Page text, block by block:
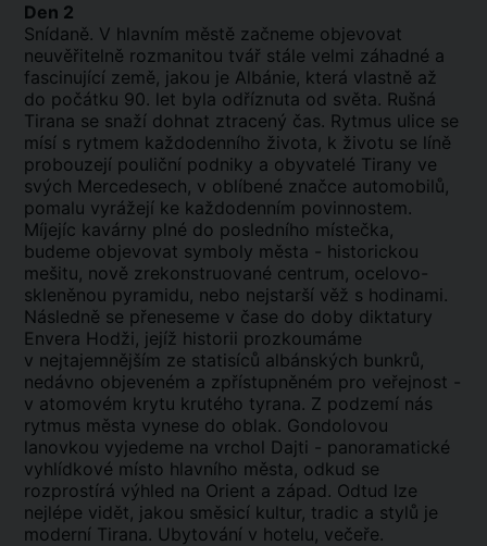
Den 2
Snídaně. V hlavním městě začneme objevovat
neuvěřitelně rozmanitou tvář stále velmi záhadné a
fascinující země, jakou je Albánie, která vlastně až
do počátku 90. let byla odříznuta od světa. Rušná
Tirana se snaží dohnat ztracený čas. Rytmus ulice se
mísí s rytmem každodenního života, k životu se líně
probouzejí pouliční podniky a obyvatelé Tirany ve
svých Mercedesech, v oblíbené značce automobilů,
pomalu vyrážejí ke každodenním povinnostem.
Míjejíc kavárny plné do posledního místečka,
budeme objevovat symboly města - historickou
mešitu, nově zrekonstruované centrum, ocelovo-
skleněnou pyramidu, nebo nejstarší věž s hodinami.
Následně se přeneseme v čase do doby diktatury
Envera Hodži, jejíž historii prozkoumáme
v nejtajemnějším ze statisíců albánských bunkrů,
nedávno objeveném a zpřístupněném pro veřejnost -
v atomovém krytu krutého tyrana. Z podzemí nás
rytmus města vynese do oblak. Gondolovou
lanovkou vyjedeme na vrchol Dajti - panoramatické
vyhlídkové místo hlavního města, odkud se
rozprostírá výhled na Orient a západ. Odtud lze
nejlépe vidět, jakou směsicí kultur, tradic a stylů je
moderní Tirana. Ubytování v hotelu, večeře.